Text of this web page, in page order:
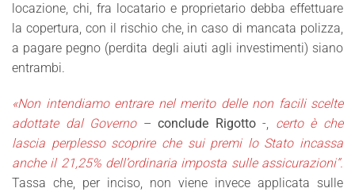
locazione, chi, fra locatario e proprietario debba effettuare
la copertura, con il rischio che, in caso di mancata polizza,
a pagare pegno (perdita degli aiuti agli investimenti) siano
entrambi.
«Non intendiamo entrare nel merito delle non facili scelte
adottate dal Governo–conclude Rigotto-, certo è che
lascia perplesso scoprire che sui premi lo Stato incassa
anche il 21,25% dell’ordinaria imposta sulle assicurazioni”.
Tassa che, per inciso, non viene invece applicata sulle